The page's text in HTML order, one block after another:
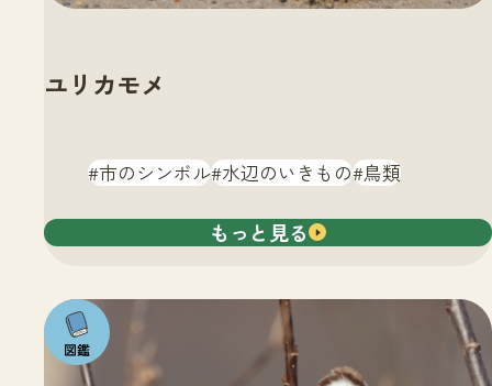
ユリカモメ
市のシンボル 水辺のいきもの 鳥類
もっと見る
注目の
いきも
の